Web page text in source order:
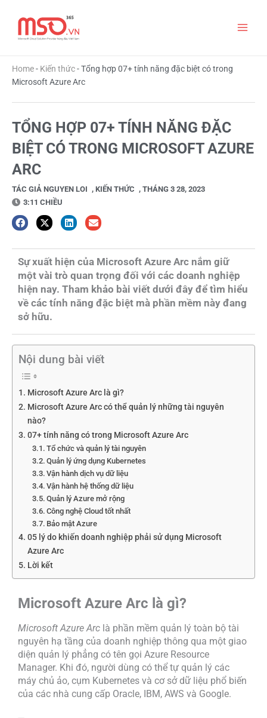
Home- Kiến thức-Tổng hợp 07+ tính năng đặc biệt có trong
Microsoft Azure Arc
TỔNG HỢP 07+ TÍNH NĂNG ĐẶC
BIỆT CÓ TRONG MICROSOFT AZURE
ARC
TÁC GIẢ NGUYEN LOI , KIẾN THỨC , THÁNG 3 28, 2023
3:11 CHIỀU
Sự xuất hiện của Microsoft Azure Arc nắm giữ
một vài trò quan trọng đối với các doanh nghiệp
hiện nay. Tham khảo bài viết dưới đây để tìm hiểu
về các tính năng đặc biệt mà phần mềm này đang
sở hữu.
Nội dung bài viết
Microsoft Azure Arc là gì?
Microsoft Azure Arc có thể quản lý những tài nguyên
nào?
07+ tính năng có trong Microsoft Azure Arc
Tổ chức và quản lý tài nguyên
Quản lý ứng dụng Kubernetes
Vận hành dịch vụ dữ liệu
Vận hành hệ thống dữ liệu
Quản lý Azure mở rộng
Công nghệ Cloud tốt nhất
Bảo mật Azure
05 lý do khiến doanh nghiệp phải sử dụng Microsoft
Azure Arc
Lời kết
Microsoft Azure Arc là gì?
Microsoft Azure Arc là phần mềm quản lý toàn bộ tài
nguyên hạ tầng của doanh nghiệp thông qua một giao
diện quản lý phẳng có tên gọi Azure Resource
Manager. Khi đó, người dùng có thể tự quản lý các
máy chủ ảo, cụm Kubernetes và cơ sở dữ liệu phổ biến
của các nhà cung cấp Oracle, IBM, AWS và Google.